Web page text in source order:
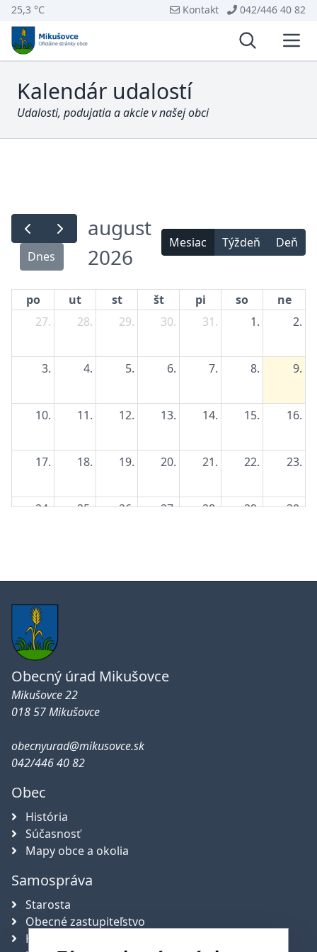
25,3 °C Kontakt 042/446 40 82
Vyhľadávanie
Kalendár udalostí
Udalosti, podujatia a akcie v našej obci
Dnes
august
2026
Mesiac Týždeň Deň
po ut st št pi so
ne
27.
28. 29. 30. 31. 1. 2.
3. 4. 5. 6. 7. 8. 9.
10. 11. 12. 13. 14. 15. 16.
17. 18. 19. 20. 21. 22. 23.
24. 25. 26. 27. 28. 29. 30.
Obecný úrad Mikušovce
Mikušovce 22
018 57 Mikušovce
obecnyurad@mikusovce.sk
042/446 40 82
Obec
História
Súčasnosť
Mapy obce a okolia
Samospráva
Starosta
Obecné zastupiteľstvo
Hlavný kontrolór obce